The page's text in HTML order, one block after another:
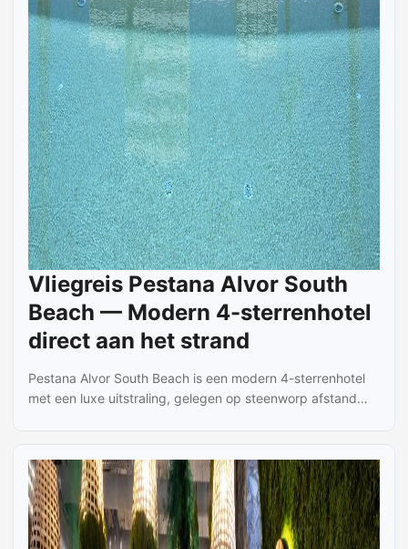
Vliegreis Pestana Alvor South
Beach — Modern 4-sterrenhotel
direct aan het strand
Pestana Alvor South Beach is een modern 4-sterrenhotel
met een luxe uitstraling, gelegen op steenworp afstand
lokale gerechten in restaurant Sea Deck met uitzicht op
zee. Als de avond valt worden er cocktails bij het
zwembad geserveerd en is er avondentertainment. Het
hotel biedt kamers met tv, airconditioning, kluisje (tegen
betaling), badkamer met douche of bad, toilet en föhn, en